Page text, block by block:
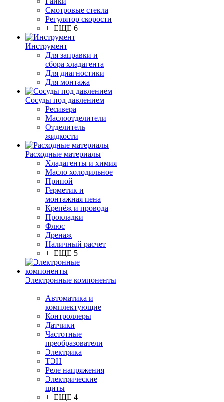
Смотровые стекла
Регулятор скорости
+ ЕЩЕ 6
Инструмент
Для заправки и
сбора хладагента
Для диагностики
Для монтажа
Сосуды под давлением
Ресивера
Маслоотделители
Отделитель
жидкости
Расходные материалы
Хладагенты и химия
Масло холодильное
Припой
Герметик и
монтажная пена
Крепёж и провода
Прокладки
Флюс
Дренаж
Наличный расчет
+ ЕЩЕ 5
Электронные компоненты
Автоматика и
комплектующие
Контроллеры
Датчики
Частотные
преобразователи
Электрика
ТЭН
Реле напряжения
Электрические
щиты
+ ЕЩЕ 4